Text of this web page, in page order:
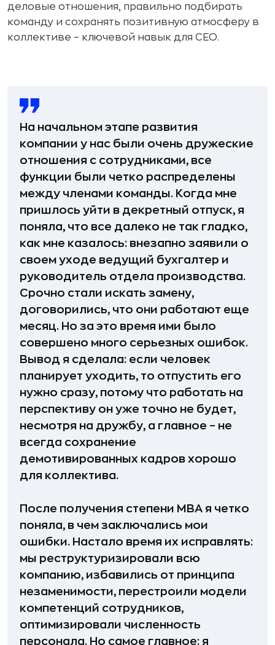
деловые отношения, правильно подбирать
команду и сохранять позитивную атмосферу в
коллективе – ключевой навык для CEO.
На начальном этапе развития
компании у нас были очень дружеские
отношения с сотрудниками, все
функции были четко распределены
между членами команды. Когда мне
пришлось уйти в декретный отпуск, я
поняла, что все далеко не так гладко,
как мне казалось: внезапно заявили о
своем уходе ведущий бухгалтер и
руководитель отдела производства.
Срочно стали искать замену,
договорились, что они работают еще
месяц. Но за это время ими было
совершено много серьезных ошибок.
Вывод я сделала: если человек
планирует уходить, то отпустить его
нужно сразу, потому что работать на
перспективу он уже точно не будет,
несмотря на дружбу, а главное – не
всегда сохранение
демотивированных кадров хорошо
для коллектива.
После получения степени MBA я четко
поняла, в чем заключались мои
ошибки. Настало время их исправлять:
мы реструктуризировали всю
компанию, избавились от принципа
незаменимости, перестроили модели
компетенций сотрудников,
оптимизировали численность
персонала. Но самое главное: я